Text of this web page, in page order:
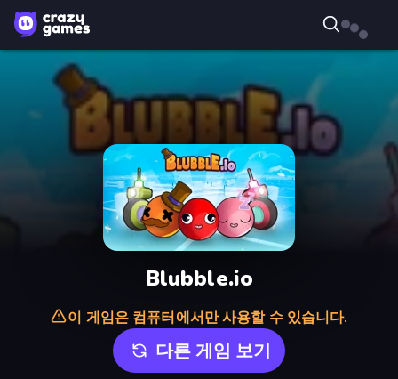
Blubble.io
이 게임은 컴퓨터에서만 사용할 수 있습니다.
다른 게임 보기